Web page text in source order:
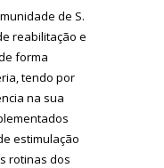
de S.
reabilitação e
forma
tendo por
na sua
estimulação
rotinas dos